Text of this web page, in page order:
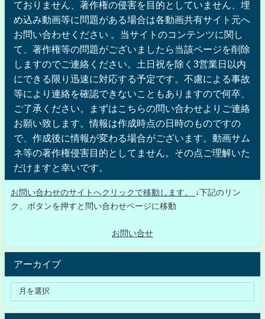
ておりません、著作権の侵害を目的としていません、埋
め込み動画等に問題がある場合は各動画共有サイト元へ
お問い合わせください 。当サイトのコンテンツに関し
て、著作権等の問題がございましたら当該ページを削除
しますのでご連絡ください。土日祝を除く3営業日以内
にできる限り迅速に対応する予定です。不慮による事故
等により連絡を確認できないこともありますので何卒、
ご了承ください。まずはこちらの問い合わせよりご連絡
お願い致します。情報は作成時点の日時のものですの
で、作成後に情報が変わる場合がございます。動画サム
ネ等の著作権侵害目的としてません。その点ご理解いた
だけますと幸いです。
お問い合わせのサイトへクリックで移動します。
↓下記のリン
ク、ボタンを押すと問い合わせページに移動
お問い合せ
アーカイブ